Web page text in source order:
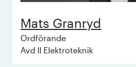
Mats Granryd
Ordförande
Avd II Elektroteknik